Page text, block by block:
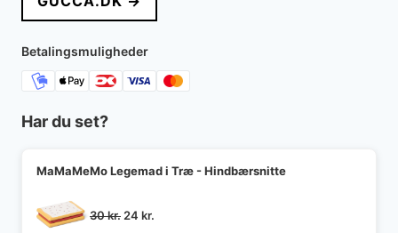
Betalingsmuligheder
Har du set?
MaMaMeMo Legemad i Træ - Hindbærsnitte
30kr. Den
24 kr.